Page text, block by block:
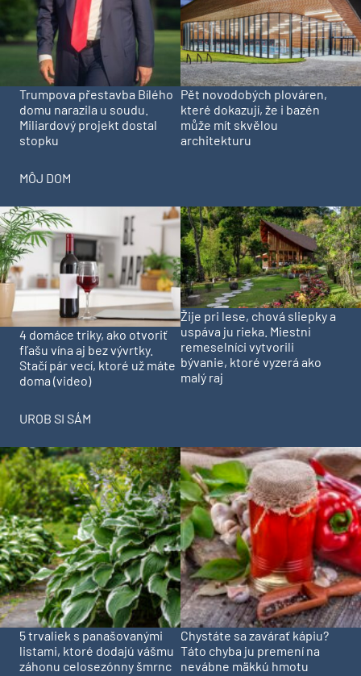
Trumpova přestavba Bílého
domu narazila u soudu.
Miliardový projekt dostal
stopku
Pět novodobých plováren,
které dokazují, že i bazén
může mít skvělou
architekturu
MÔJ DOM
4 domáce triky, ako otvoriť
fľašu vína aj bez vývrtky.
Stačí pár vecí, ktoré už máte
doma (video)
Žije pri lese, chová sliepky a
uspáva ju rieka. Miestni
remeselníci vytvorili
bývanie, ktoré vyzerá ako
malý raj
UROB SI SÁM
5 trvaliek s panašovanými
listami, ktoré dodajú vášmu
záhonu celosezónny šmrnc
Chystáte sa zavárať kápiu?
Táto chyba ju premení na
nevábne mäkkú hmotu